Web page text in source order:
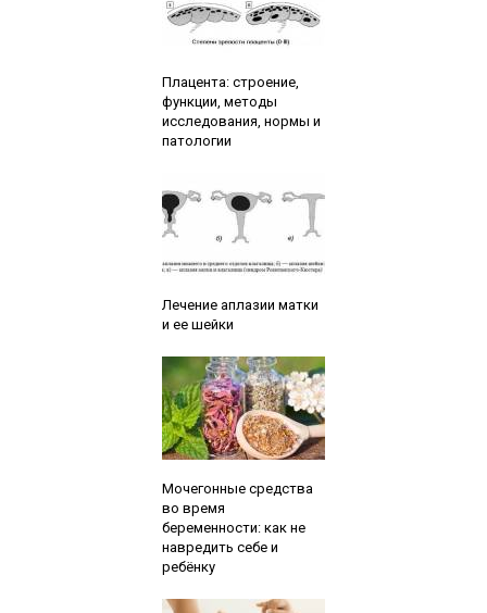
Плацента: строение,
функции, методы
исследования, нормы и
патологии
Лечение аплазии матки
и ее шейки
Мочегонные средства
во время
беременности: как не
навредить себе и
ребёнку